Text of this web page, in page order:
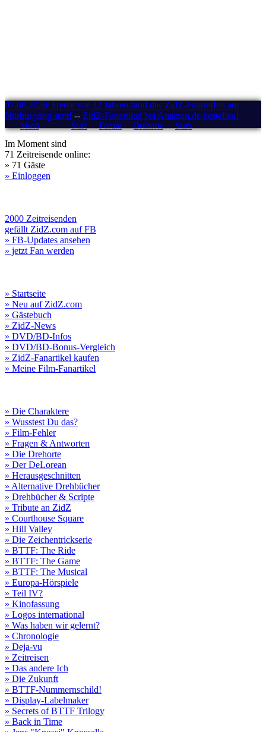
07.08.2026: Heute vor 22 Jahren fand das ZidZ-Fantreffen am
Nürburgring statt! -- ZidZ-Fanartikel bei Amazon.de bestellen!
Menü Start Forum Drehorte Stars
Im Moment sind
71 Zeitreisende online:
» 71 Gäste
» Einloggen
2000 Zeitreisenden
gefällt ZidZ.com auf FB
» FB-Updates ansehen
» jetzt Fan werden
» Startseite
» Neu auf ZidZ.com
» Gästebuch
» ZidZ-News
» DVD/BD-Infos
» DVD/BD-Bonus-Vergleich
» ZidZ-Fanartikel kaufen
» Meine Film-Fanartikel
» Die Charaktere
» Wusstest Du das?
» Film-Fehler
» Fragen & Antworten
» Die Drehorte
» Der DeLorean
» Herausgeschnitten
» Alternative Drehbücher
» Drehbücher & Scripte
» Tribute an ZidZ
» Courthouse Square
» Hill Valley
» Die Zeichentrickserie
» BTTF: The Ride
» BTTF: The Game
» BTTF: The Musical
» Europa-Hörspiele
» Teil IV?
» Kinofassung
» Logos international
» Was haben wir gelernt?
» Chronologie
» Deja-vu
» Zeitreisen
» Das andere Ich
» Die Zukunft
» BTTF-Nummernschild!
» Display-Labelmaker
» Secrets of BTTF Trilogy
» Back in Time